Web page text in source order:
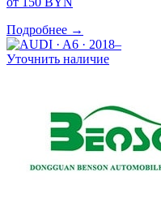
Подробнее →
Уточнить наличие